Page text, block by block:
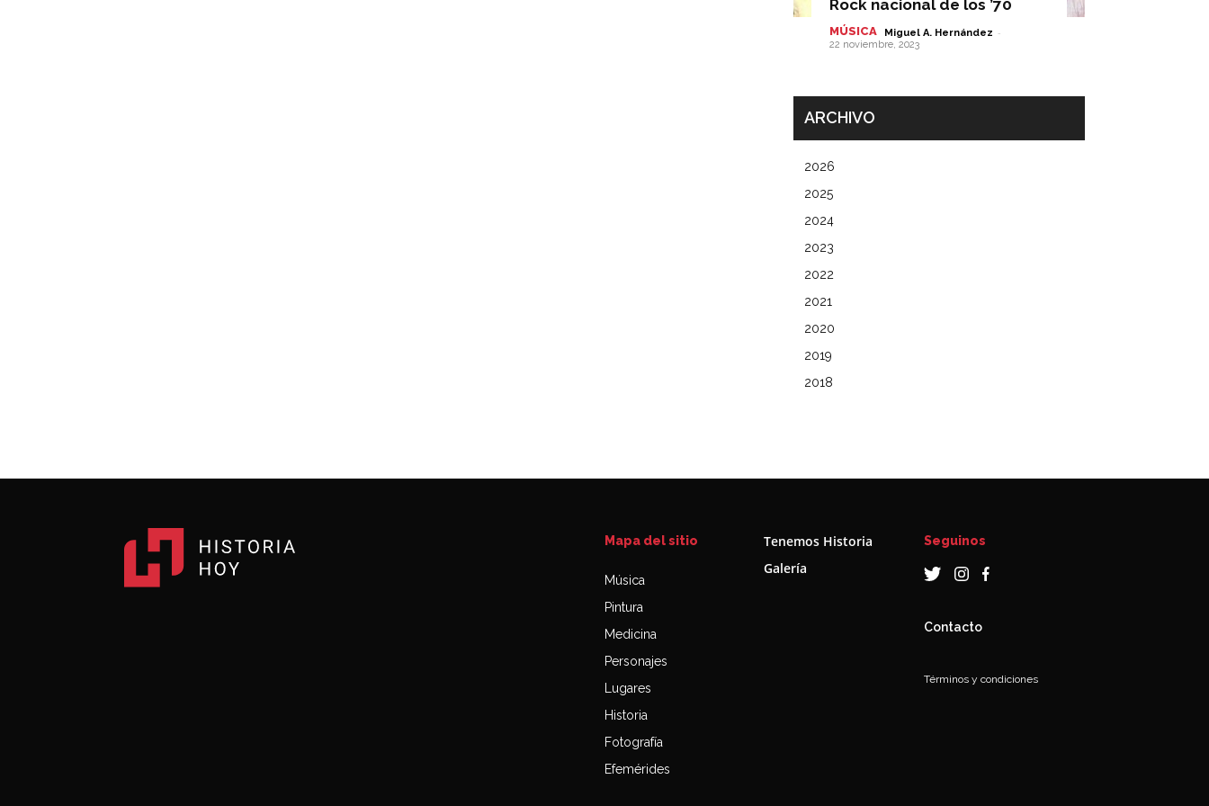
Rock nacional de los ’70
MÚSICA Miguel A. Hernández -
22 noviembre, 2023
ARCHIVO
2026
2025
2024
2023
2022
2021
2020
2019
2018
Mapa del sitio
Música
Pintura
Medicina
Personajes
Lugares
Historia
Fotografía
Efemérides
Tenemos Historia
Galería
Seguinos
Contacto
Términos y condiciones